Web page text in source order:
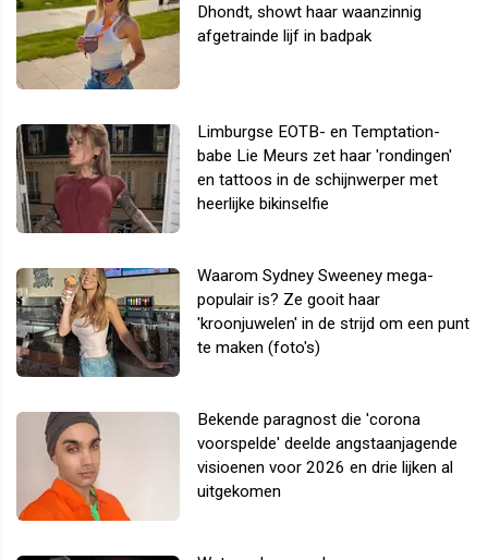
Dhondt, showt haar waanzinnig
afgetrainde lijf in badpak
Limburgse EOTB- en Temptation-
babe Lie Meurs zet haar 'rondingen'
en tattoos in de schijnwerper met
heerlijke bikinselfie
Waarom Sydney Sweeney mega-
populair is? Ze gooit haar
'kroonjuwelen' in de strijd om een punt
te maken (foto's)
Bekende paragnost die 'corona
voorspelde' deelde angstaanjagende
visioenen voor 2026 en drie lijken al
uitgekomen